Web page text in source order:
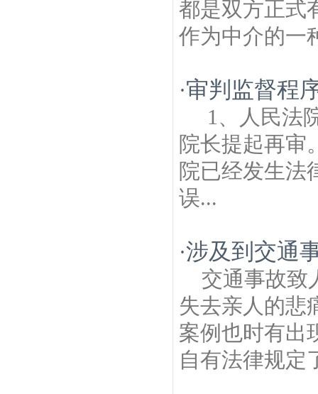
都是双方正式
作为中介的一
·审判监督程
1、人民法
院长提起再审
院已经发生法
误...
·涉及到交通
交通事故致
失去亲人的悲
案例也时有出
自有法律规定